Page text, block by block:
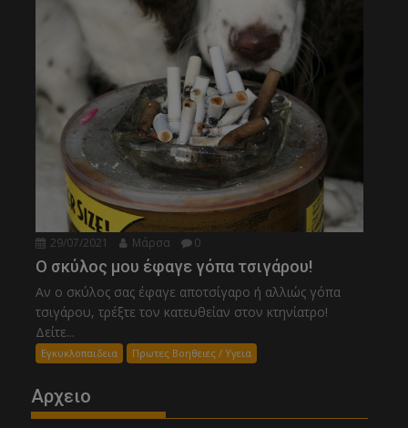
29/07/2021 Μάρσα 0
Ο σκύλος μου έφαγε γόπα τσιγάρου!
Αν ο σκύλος σας έφαγε αποτσίγαρο ή αλλιώς γόπα
τσιγάρου, τρέξτε τον κατευθείαν στον κτηνίατρο!
Δείτε...
Εγκυκλοπαιδεια Πρωτες Βοηθειες / Υγεια
Αρχειο